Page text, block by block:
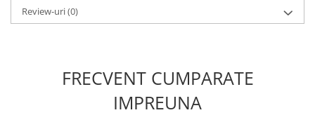
Review-uri(0)
FRECVENT CUMPARATE
IMPREUNA